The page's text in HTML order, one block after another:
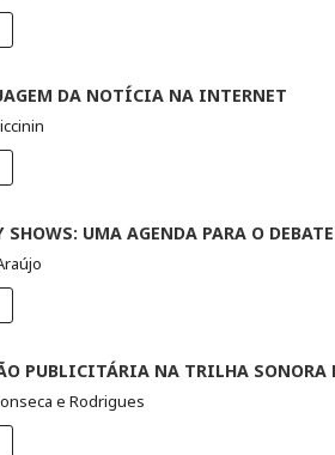
DA NOTÍCIA NA INTERNET
SHOWS: UMA AGENDA PARA O DEBATE
PUBLICITÁRIA NA TRILHA SONORA
e Rodrigues